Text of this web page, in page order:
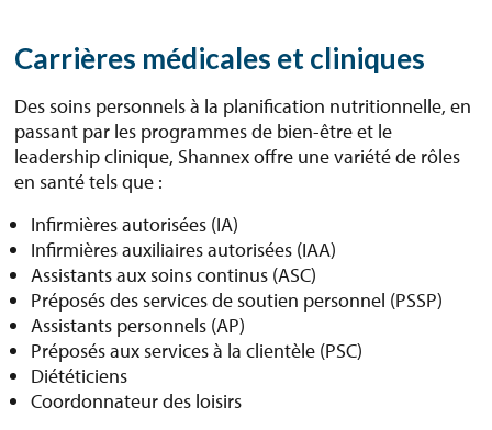
Carrières médicales et cliniques
Des soins personnels à la planification nutritionnelle, en
passant par les programmes de bien-être et le
leadership clinique, Shannex offre une variété de rôles
en santé tels que :
Infirmières autorisées (IA)
Infirmières auxiliaires autorisées (IAA)
Assistants aux soins continus (ASC)
Préposés des services de soutien personnel (PSSP)
Assistants personnels (AP)
Préposés aux services à la clientèle (PSC)
Diététiciens
Coordonnateur des loisirs